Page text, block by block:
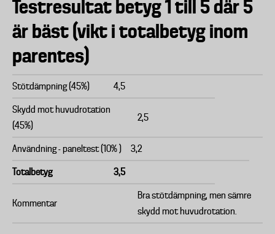
Testresultat betyg 1 till 5 där 5
är bäst (vikt i totalbetyg inom
parentes)
Stötdämpning (45%) 4,5
Skydd mot huvudrotation
(45%)
2,5
Användning - paneltest (10% ) 3,2
Totalbetyg 3,5
Kommentar
Bra stötdämpning, men sämre
skydd mot huvudrotation.